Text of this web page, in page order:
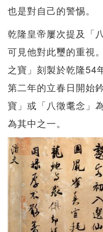
也是對自己的警惕。
乾隆皇帝屢次提及「
可見他對此璽的重視
之寶」刻製於乾隆54
第二年的立春日開始
寶」或「八徵耄念」
為其中之一。